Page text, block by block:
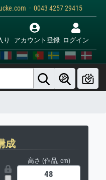
· 0043 4257 29415
り アカウント登録 ログイン
成
高さ (作品, cm)